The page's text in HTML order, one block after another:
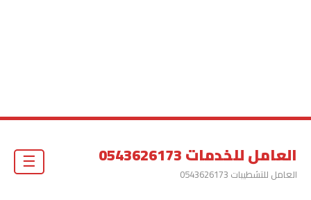
العامل للخدمات 0543626173
العامل للتشطيبات 0543626173